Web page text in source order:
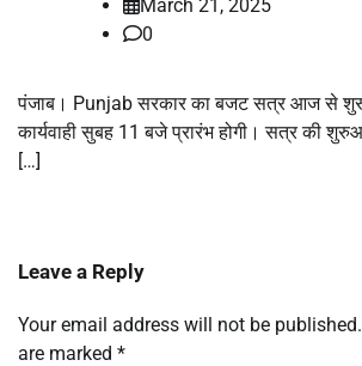
March 21, 2025
0
पंजाब। Punjab सरकार का बजट सत्र आज से शुरू
कार्यवाही सुबह 11 बजे प्रारंभ होगी। सत्र की
[…]
Leave a Reply
Your email address will not be published.
are marked *